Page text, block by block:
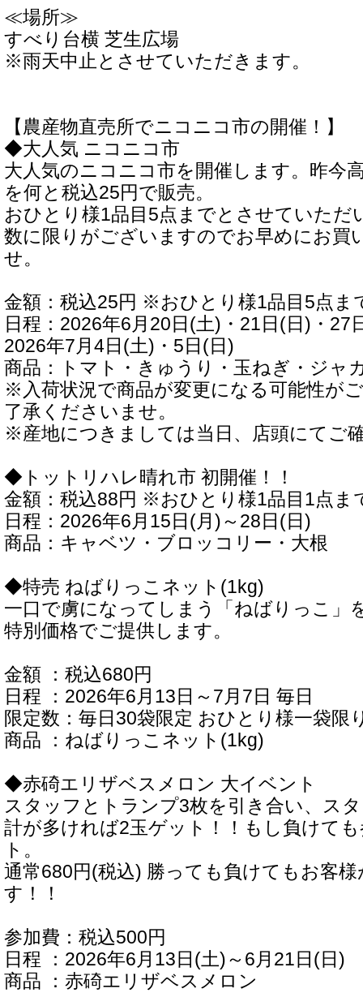
≪場所≫
すべり台横 芝生広場
※雨天中止とさせていただきます。
【農産物直売所でニコニコ市の開催！】
◆大人気 ニコニコ市
大人気のニコニコ市を開催します。昨今
を何と税込25円で販売。
おひとり様1品目5点までとさせていただ
数に限りがございますのでお早めにお買
せ。
金額：税込25円 ※おひとり様1品目5点ま
日程：2026年6月20日(土)・21日(日)・27
2026年7月4日(土)・5日(日)
商品：トマト・きゅうり・玉ねぎ・ジャ
※入荷状況で商品が変更になる可能性が
了承くださいませ。
※産地につきましては当日、店頭にてご
◆トットリハレ晴れ市 初開催！！
金額：税込88円 ※おひとり様1品目1点ま
日程：2026年6月15日(月)～28日(日)
商品：キャベツ・ブロッコリー・大根
◆特売 ねばりっこネット(1kg)
一口で虜になってしまう「ねばりっこ」
特別価格でご提供します。
金額 ：税込680円
日程 ：2026年6月13日～7月7日 毎日
限定数：毎日30袋限定 おひとり様一袋限
商品 ：ねばりっこネット(1kg)
◆赤碕エリザベスメロン 大イベント
スタッフとトランプ3枚を引き合い、ス
計が多ければ2玉ゲット！！もし負けて
ト。
通常680円(税込) 勝っても負けてもお客
す！！
参加費：税込500円
日程 ：2026年6月13日(土)～6月21日(日)
商品 ：赤碕エリザベスメロン